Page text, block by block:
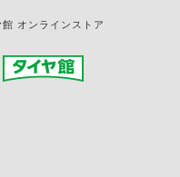
オンラインストア